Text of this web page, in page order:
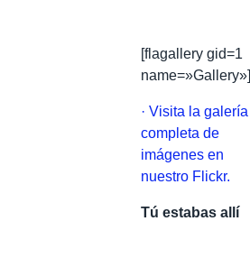
[flagallery gid=1
name=»Gallery»]
· Visita la galería
completa de
imágenes en
nuestro Flickr.
Tú estabas allí